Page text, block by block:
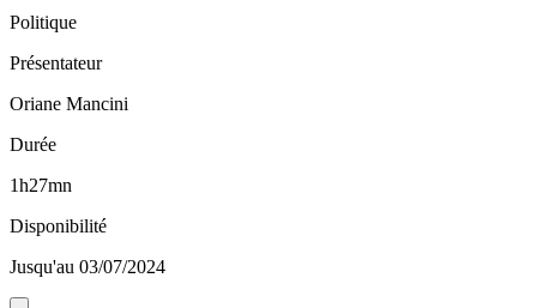
Politique
Présentateur
Oriane Mancini
Durée
1h27mn
Disponibilité
Jusqu'au 03/07/2024